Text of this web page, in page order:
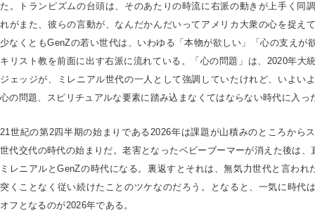
た。トランピズムの台頭は、そのあたりの時流に右派の動きが上手く同
れがまた、彼らの言動が、なんだかんだいってアメリカ大衆の心を捉え
少なくともGenZの若い世代は、いわゆる「本物が欲しい」「心の支えが
キリスト教を前面に出す右派に流れている。「心の問題」は、2020年大
ジェッジが、ミレニアル世代の一人として強調していたけれど、いよい
心の問題、スピリチュアルな要素に踏み込まなくてはならない時代に入っ
21世紀の第2四半期の始まりである2026年は課題が山積みのところから
世代交代の時代の始まりだ。老害となったベビーブーマーが消えた後は
ミレニアルとGenZの時代になる。裏返すとそれは、無気力世代と言われ
突くことなく従い続けたことのツケなのだろう。となると、一気に時代
オフとなるのが2026年である。